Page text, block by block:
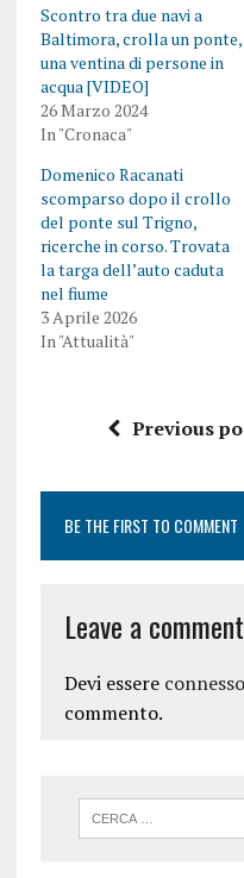
Scontro tra due navi a
Baltimora, crolla un ponte,
una ventina di persone in
acqua [VIDEO]
26 Marzo 2024
In "Cronaca"
Domenico Racanati
scomparso dopo il crollo
del ponte sul Trigno,
ricerche in corso. Trovata
la targa dell’auto caduta
nel fiume
3 Aprile 2026
In "Attualità"
Previous
BE THE FIRST TO COMMENT
Leave a comment
Devi essere connesso
commento.